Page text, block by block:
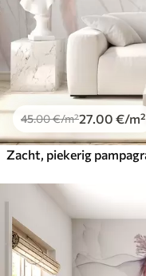
45.00€/m²27 .00 €/m²